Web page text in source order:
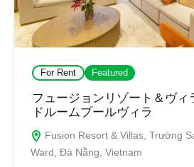
For Rent Featured
フュージョンリゾート＆ヴィ
ドルームプールヴィラ
Fusion Resort & Villas, Trường
Ward, Đà Nẵng, Vietnam